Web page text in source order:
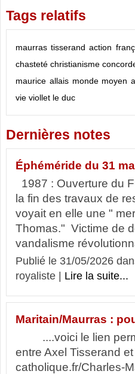
Tags relatifs
maurras tisserand action
chasteté christianisme
maurice allais monde moyen
vie viollet le duc
Dernières notes
Éphéméride du 31
1987 : Ouverture du
la fin des travaux de
voyait en elle une "
Thomas." Victime de
vandalisme
Publié le 31/05/2026
royaliste | Lire la suite...
Maritain/Maurras :
....voici le lien
entre Axel Tisserand
catholique.fr/